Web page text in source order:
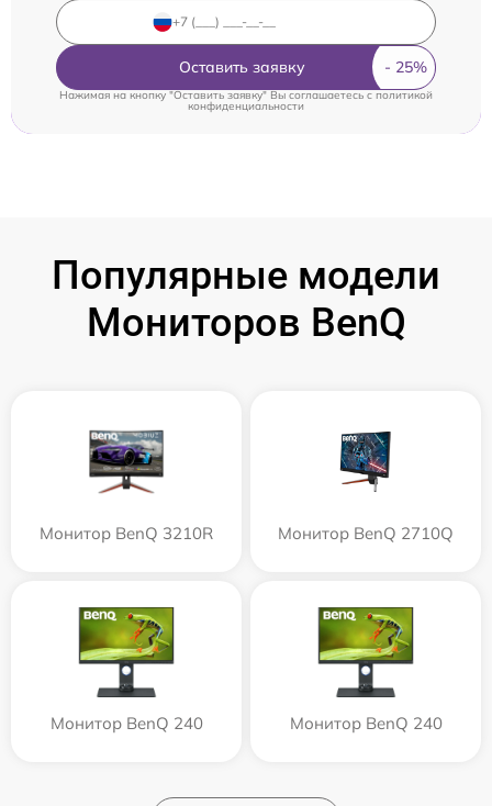
Оставить заявку
Нажимая на кнопку "Оставить заявку" Вы соглашаетесь cполитикой
конфиденциальности
Популярные модели
Мониторов BenQ
Монитор BenQ 3210R Монитор BenQ 2710Q
Монитор BenQ 240 Монитор BenQ 240